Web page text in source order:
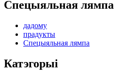
Спецыяльная лямпа
дадому
прадукты
Спецыяльная лямпа
Катэгорыі